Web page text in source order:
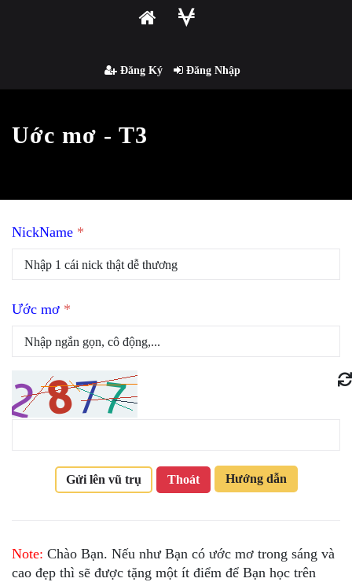
Đăng Ký Đăng Nhập
Uớc mơ - T3
NickName *
Ước mơ *
Gửi lên vũ trụ Thoát Hướng dẫn
Note: Chào Bạn. Nếu như Bạn có ước mơ trong sáng và
cao đẹp thì sẽ được tặng một ít điểm để Bạn học trên